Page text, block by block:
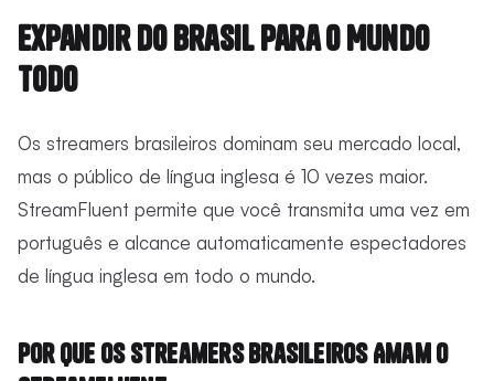
Expandir do Brasil para o Mundo
Todo
Os streamers brasileiros dominam seu mercado local,
mas o público de língua inglesa é 10 vezes maior.
StreamFluent permite que você transmita uma vez em
português e alcance automaticamente espectadores
de língua inglesa em todo o mundo.
Por que os Streamers Brasileiros Amam o